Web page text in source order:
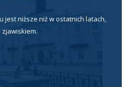
jest niższe niż w ostatnich latach,